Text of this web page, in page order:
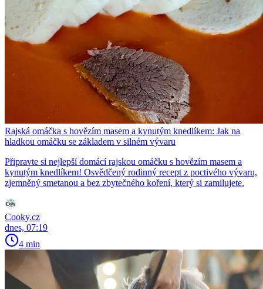
Rajská omáčka s hovězím masem a kynutým knedlíkem: Jak na
hladkou omáčku se základem v silném vývaru
Připravte si nejlepší domácí rajskou omáčku s hovězím masem a
kynutým knedlíkem! Osvědčený rodinný recept z poctivého vývaru,
zjemněný smetanou a bez zbytečného koření, který si zamilujete.
Cooky.cz
dnes, 07:19
4 min